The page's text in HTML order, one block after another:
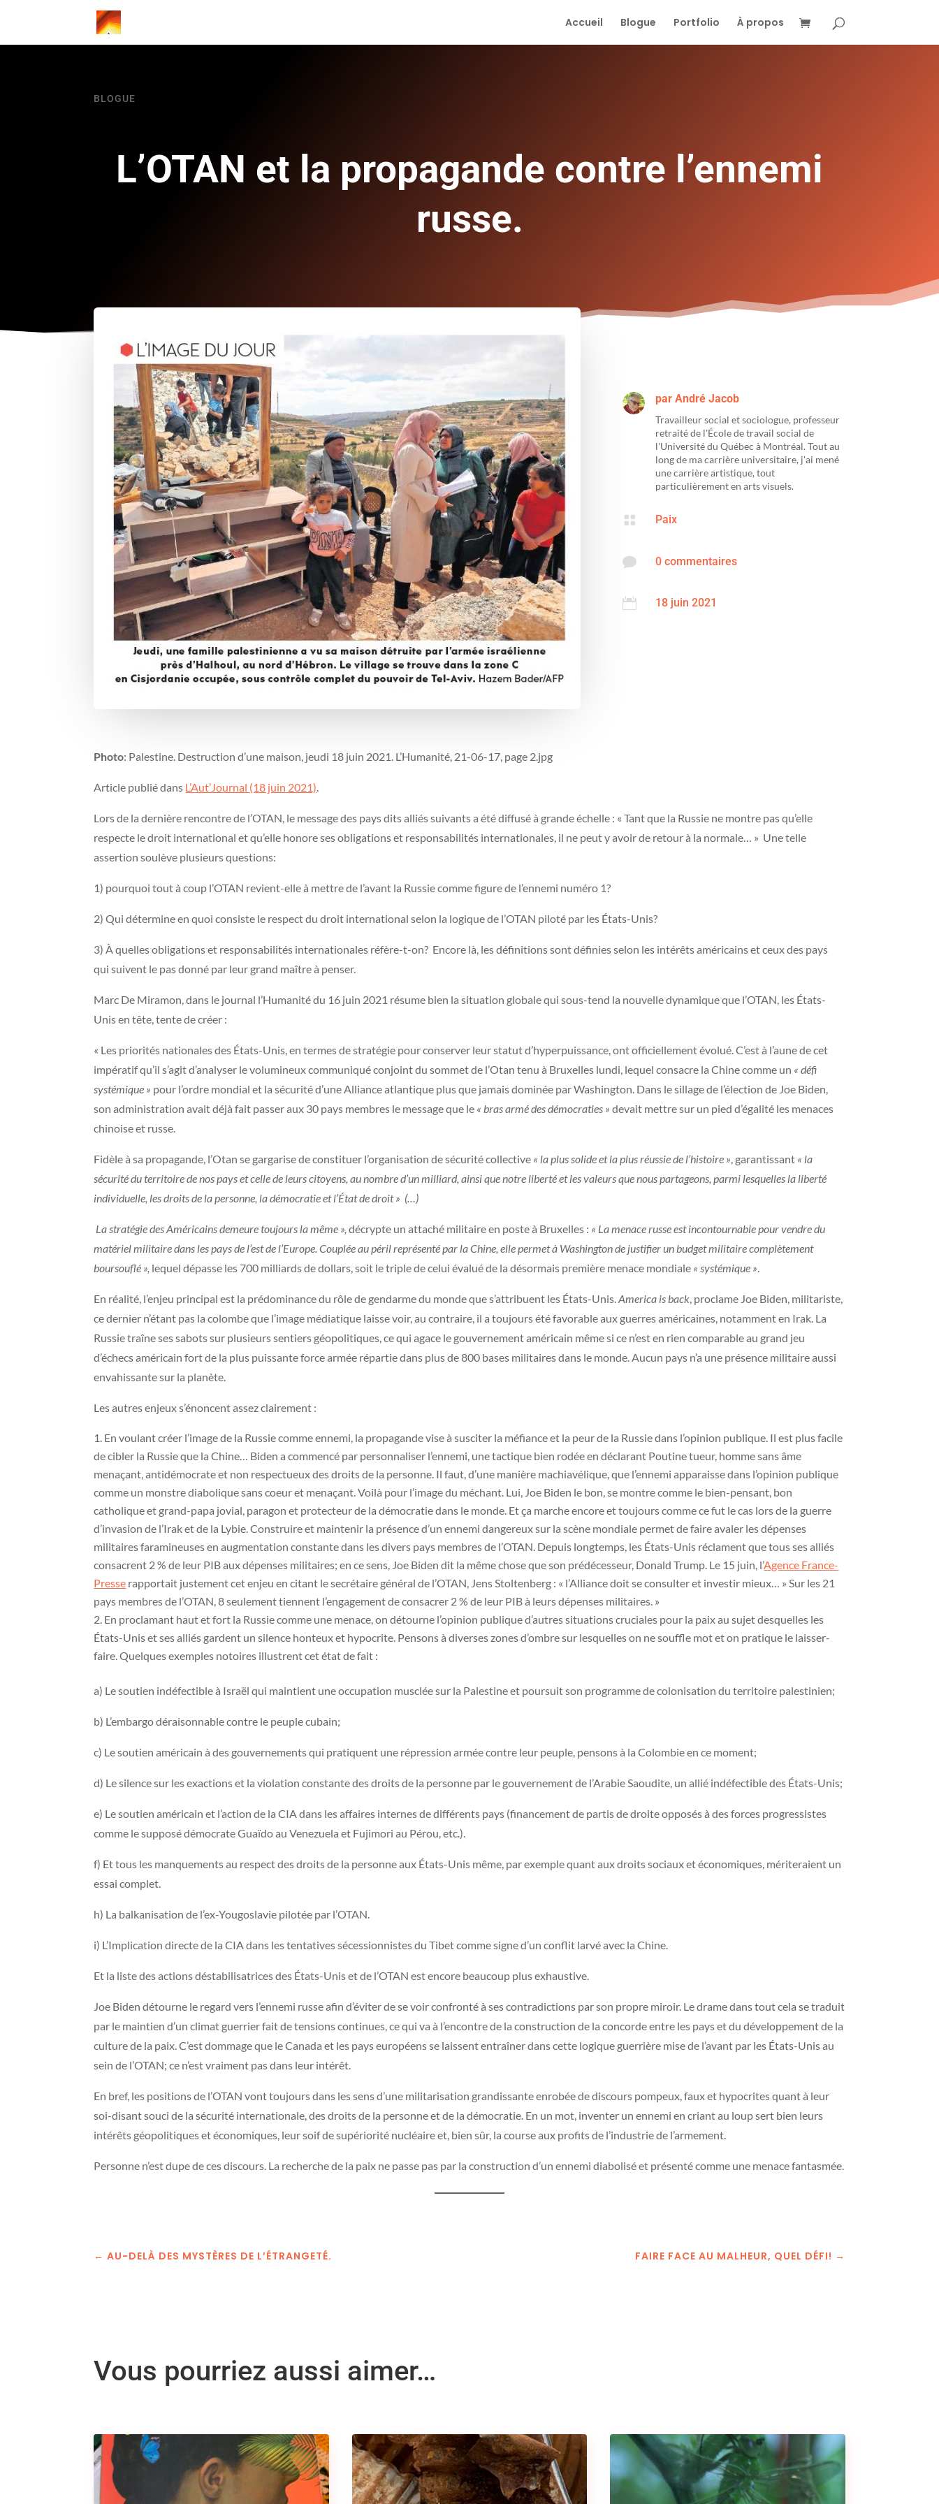
Accueil Blogue Portfolio À propos
BLOGUE
L’OTAN et la propagande contre l’ennemi
russe.
parAndré Jacob
Travailleur social et sociologue, professeur
retraité de l'École de travail social de
l'Université du Québec à Montréal. Tout au
long de ma carrière universitaire, j'ai mené
une carrière artistique, tout
particulièrement en arts visuels.
 Paix
 0 commentaires
 18 juin 2021
Photo: Palestine. Destruction d’une maison, jeudi 18 juin 2021. L’Humanité, 21-06-17, page 2.jpg
Article publié dans L’Aut’Journal (18 juin 2021)
Lors de la dernière rencontre de l’OTAN, le message des pays dits alliés suivants a été diffusé à grande échelle : « Tant que la Russie ne montre pas qu’elle
respecte le droit international et qu’elle honore ses obligations et responsabilités internationales, il ne peut y avoir de retour à la normale… » Une telle
assertion soulève plusieurs questions:
1) pourquoi tout à coup l’OTAN revient-elle à mettre de l’avant la Russie comme figure de l’ennemi numéro 1?
2) Qui détermine en quoi consiste le respect du droit international selon la logique de l’OTAN piloté par les États-Unis?
3) À quelles obligations et responsabilités internationales réfère-t-on? Encore là, les définitions sont définies selon les intérêts américains et ceux des pays
qui suivent le pas donné par leur grand maître à penser.
Marc De Miramon, dans le journal l’Humanité du 16 juin 2021 résume bien la situation globale qui sous-tend la nouvelle dynamique que l’OTAN, les États-
Unis en tête, tente de créer :
« Les priorités nationales des États-Unis, en termes de stratégie pour conserver leur statut d’hyperpuissance, ont officiellement évolué. C’est à l’aune de cet
impératif qu’il s’agit d’analyser le volumineux communiqué conjoint du sommet de l’Otan tenu à Bruxelles lundi, lequel consacre la Chine comme un « défi
systémique » pour l’ordre mondial et la sécurité d’une Alliance atlantique plus que jamais dominée par Washington. Dans le sillage de l’élection de Joe Biden,
son administration avait déjà fait passer aux 30 pays membres le message que le « bras armé des démocraties » devait mettre sur un pied d’égalité les menaces
chinoise et russe.
Fidèle à sa propagande, l’Otan se gargarise de constituer l’organisation de sécurité collective « la plus solide et la plus réussie de l’histoire » , garantissant « la
sécurité du territoire de nos pays et celle de leurs citoyens, au nombre d’un milliard, ainsi que notre liberté et les valeurs que nous partageons, parmi lesquelles la liberté
individuelle, les droits de la personne, la démocratie et l’État de droit » (…)
La stratégie des Américains demeure toujours la même », décrypte un attaché militaire en poste à Bruxelles : « La menace russe est incontournable pour vendre du
matériel militaire dans les pays de l’est de l’Europe. Couplée au péril représenté par la Chine, elle permet à Washington de justifier un budget militaire complètement
boursouflé », lequel dépasse les 700 milliards de dollars, soit le triple de celui évalué de la désormais première menace mondiale « systémique »
En réalité, l’enjeu principal est la prédominance du rôle de gendarme du monde que s’attribuent les États-Unis.America is back , proclame Joe Biden, militariste,
ce dernier n’étant pas la colombe que l’image médiatique laisse voir, au contraire, il a toujours été favorable aux guerres américaines, notamment en Irak. La
Russie traîne ses sabots sur plusieurs sentiers géopolitiques, ce qui agace le gouvernement américain même si ce n’est en rien comparable au grand jeu
d’échecs américain fort de la plus puissante force armée répartie dans plus de 800 bases militaires dans le monde. Aucun pays n’a une présence militaire aussi
envahissante sur la planète.
Les autres enjeux s’énoncent assez clairement :
En voulant créer l’image de la Russie comme ennemi, la propagande vise à susciter la méfiance et la peur de la Russie dans l’opinion publique. Il est plus facile
de cibler la Russie que la Chine… Biden a commencé par personnaliser l’ennemi, une tactique bien rodée en déclarant Poutine tueur, homme sans âme
menaçant, antidémocrate et non respectueux des droits de la personne. Il faut, d’une manière machiavélique, que l’ennemi apparaisse dans l’opinion publique
comme un monstre diabolique sans coeur et menaçant. Voilà pour l’image du méchant. Lui, Joe Biden le bon, se montre comme le bien-pensant, bon
catholique et grand-papa jovial, paragon et protecteur de la démocratie dans le monde. Et ça marche encore et toujours comme ce fut le cas lors de la guerre
d’invasion de l’Irak et de la Lybie. Construire et maintenir la présence d’un ennemi dangereux sur la scène mondiale permet de faire avaler les dépenses
militaires faramineuses en augmentation constante dans les divers pays membres de l’OTAN. Depuis longtemps, les États-Unis réclament que tous ses alliés
consacrent 2 % de leur PIB aux dépenses militaires; en ce sens, Joe Biden dit la même chose que son prédécesseur, Donald Trump. Le 15 juin, l’Agence France-
Presse rapportait justement cet enjeu en citant le secrétaire général de l’OTAN, Jens Stoltenberg : « l’Alliance doit se consulter et investir mieux… » Sur les 21
pays membres de l’OTAN, 8 seulement tiennent l’engagement de consacrer 2 % de leur PIB à leurs dépenses militaires. »
En proclamant haut et fort la Russie comme une menace, on détourne l’opinion publique d’autres situations cruciales pour la paix au sujet desquelles les
États-Unis et ses alliés gardent un silence honteux et hypocrite. Pensons à diverses zones d’ombre sur lesquelles on ne souffle mot et on pratique le laisser-
faire. Quelques exemples notoires illustrent cet état de fait :
a) Le soutien indéfectible à Israël qui maintient une occupation musclée sur la Palestine et poursuit son programme de colonisation du territoire palestinien;
b) L’embargo déraisonnable contre le peuple cubain;
c) Le soutien américain à des gouvernements qui pratiquent une répression armée contre leur peuple, pensons à la Colombie en ce moment;
d) Le silence sur les exactions et la violation constante des droits de la personne par le gouvernement de l’Arabie Saoudite, un allié indéfectible des États-Unis;
e) Le soutien américain et l’action de la CIA dans les affaires internes de différents pays (financement de partis de droite opposés à des forces progressistes
comme le supposé démocrate Guaïdo au Venezuela et Fujimori au Pérou, etc.).
f) Et tous les manquements au respect des droits de la personne aux États-Unis même, par exemple quant aux droits sociaux et économiques, mériteraient un
essai complet.
h) La balkanisation de l’ex-Yougoslavie pilotée par l’OTAN.
i) L’Implication directe de la CIA dans les tentatives sécessionnistes du Tibet comme signe d’un conflit larvé avec la Chine.
Et la liste des actions déstabilisatrices des États-Unis et de l’OTAN est encore beaucoup plus exhaustive.
Joe Biden détourne le regard vers l’ennemi russe afin d’éviter de se voir confronté à ses contradictions par son propre miroir. Le drame dans tout cela se traduit
par le maintien d’un climat guerrier fait de tensions continues, ce qui va à l’encontre de la construction de la concorde entre les pays et du développement de la
culture de la paix. C’est dommage que le Canada et les pays européens se laissent entraîner dans cette logique guerrière mise de l’avant par les États-Unis au
sein de l’OTAN; ce n’est vraiment pas dans leur intérêt.
En bref, les positions de l’OTAN vont toujours dans les sens d’une militarisation grandissante enrobée de discours pompeux, faux et hypocrites quant à leur
soi-disant souci de la sécurité internationale, des droits de la personne et de la démocratie. En un mot, inventer un ennemi en criant au loup sert bien leurs
intérêts géopolitiques et économiques, leur soif de supériorité nucléaire et, bien sûr, la course aux profits de l’industrie de l’armement.
Personne n’est dupe de ces discours. La recherche de la paix ne passe pas par la construction d’un ennemi diabolisé et présenté comme une menace fantasmée.
←AU-DELÀ DES MYSTÈRES DE L’ÉTRANGETÉ. FAIRE FACE AU MALHEUR, QUEL DÉFI! →
Vous pourriez aussi aimer…